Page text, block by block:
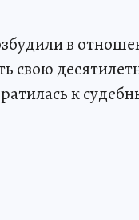
в
свою
к